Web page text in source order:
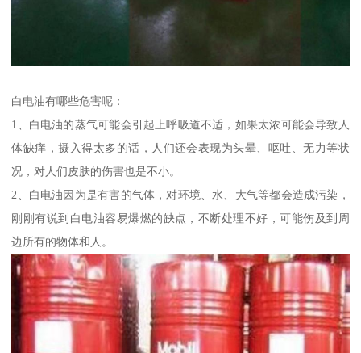
白电油有哪些危害呢：
1、白电油的蒸气可能会引起上呼吸道不适，如果太浓可能会导致人
体缺痒，摄入得太多的话，人们还会表现为头晕、呕吐、无力等状
况，对人们皮肤的伤害也是不小。
2、白电油因为是有害的气体，对环境、水、大气等都会造成污染，
刚刚有说到白电油容易爆燃的缺点，不断处理不好，可能伤及到周
边所有的物体和人。